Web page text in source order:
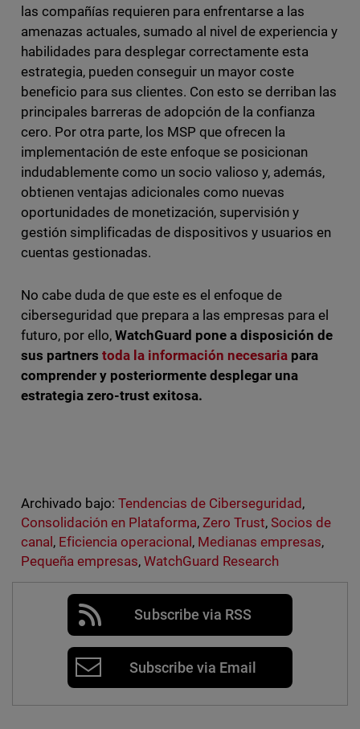
las compañías requieren para enfrentarse a las
amenazas actuales, sumado al nivel de experiencia y
habilidades para desplegar correctamente esta
estrategia, pueden conseguir un mayor coste
beneficio para sus clientes. Con esto se derriban las
principales barreras de adopción de la confianza
cero. Por otra parte, los MSP que ofrecen la
implementación de este enfoque se posicionan
indudablemente como un socio valioso y, además,
obtienen ventajas adicionales como nuevas
oportunidades de monetización, supervisión y
gestión simplificadas de dispositivos y usuarios en
cuentas gestionadas.
No cabe duda de que este es el enfoque de
ciberseguridad que prepara a las empresas para el
futuro, por ello, WatchGuard pone a disposición de
sus partners toda la información necesaria para
comprender y posteriormente desplegar una
estrategia zero-trust exitosa.
Archivado bajo: Tendencias de Ciberseguridad ,
Consolidación en Plataforma, Zero Trust,Socios de
canal , Eficiencia operacional , Medianas empresas,
Pequeña empresas, WatchGuard Research
Subscribe via RSS
Subscribe via Email